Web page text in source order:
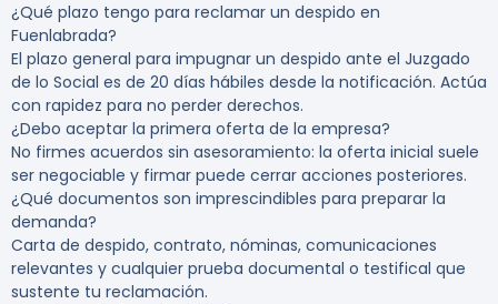
¿Qué plazo tengo para reclamar un despido en
Fuenlabrada?
El plazo general para impugnar un despido ante el Juzgado
de lo Social es de 20 días hábiles desde la notificación. Actúa
con rapidez para no perder derechos.
¿Debo aceptar la primera oferta de la empresa?
No firmes acuerdos sin asesoramiento: la oferta inicial suele
ser negociable y firmar puede cerrar acciones posteriores.
¿Qué documentos son imprescindibles para preparar la
demanda?
Carta de despido, contrato, nóminas, comunicaciones
relevantes y cualquier prueba documental o testifical que
sustente tu reclamación.